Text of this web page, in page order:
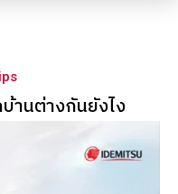
านต่างกันยังไง